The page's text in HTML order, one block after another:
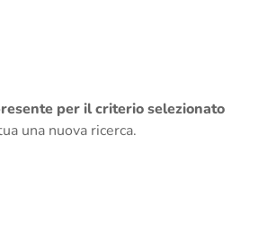
per il criterio selezionato
una nuova ricerca.